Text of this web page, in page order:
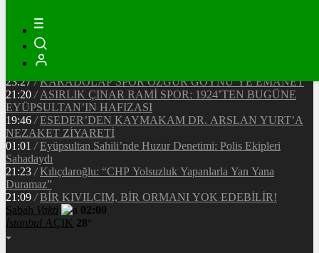
/ MHP EYÜPSULTAN TEŞKİLATI’NIN ACI GÜNÜ
13:33
/ BAŞKAN DR. MİTHAT BÜLENT ÖZMEN’DEN
KAMUOYUNA AÇIKLAMA
Makyaj Sanatçısı Uzay Damla Yıldız, Uluslararası
Başarılarıyla Türkiye’yi Temsil Ediyor
23:27 / KARADOLAP SPOR ÖZGÜR GÖYNÜ’YE EMANET
21:20 / ASIRLIK ÇINAR RAMİ SPOR: 1924’TEN BUGÜNE
EYÜPSULTAN’IN HAFIZASI
19:46 / ESEDER’DEN KAYMAKAM DR. ARSLAN YURT’A
NEZAKET ZİYARETİ
01:01 / Eyüpsultan Sahili’nde Huzur Denetimi: Polis Ekipleri
Sahadaydı
21:23 / Kılıçdaroğlu: “CHP Yolsuzluk Yapanlarla Yan Yana
Duramaz”
21:09 / BİR KIVILCIM, BİR ORMANI YOK EDEBİLİR!
Sabah Vakti
02:00
İstanbul AÇIK 28°